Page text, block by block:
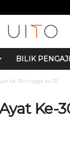
BILIK
Ke-30 hingga Ke-33
Ke-